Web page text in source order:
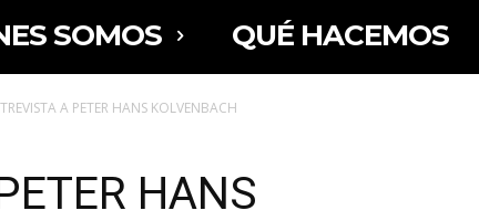
SOMOS QUÉ HACEMOS
A PETER HANS KOLVENBACH
HANS